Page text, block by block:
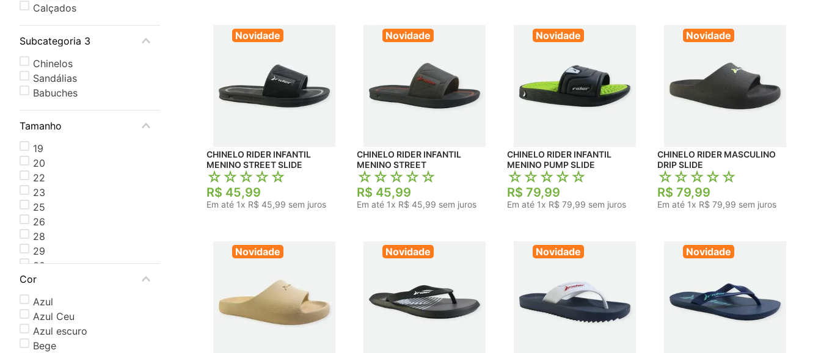
Calçados
Subcategoria 3
Chinelos
Sandálias
Babuches
Tamanho
19
20
22
23
25
26
28
29
30
31
Cor
Azul
Azul Ceu
Azul escuro
Bege
Novidade
CHINELO RIDER INFANTIL
MENINO STREET SLIDE
☆☆☆☆☆
R$ 45,99
Em até 1x R$ 45,99 sem juros
Novidade
CHINELO RIDER INFANTIL
MENINO STREET
☆☆☆☆☆
R$ 45,99
Em até 1x R$ 45,99 sem juros
Novidade
CHINELO RIDER INFANTIL
MENINO PUMP SLIDE
☆☆☆☆☆
R$ 79,99
Em até 1x R$ 79,99 sem juros
Novidade
CHINELO RIDER MASCULINO
DRIP SLIDE
☆☆☆☆☆
R$ 79,99
Em até 1x R$ 79,99 sem juros
Novidade Novidade Novidade Novidade